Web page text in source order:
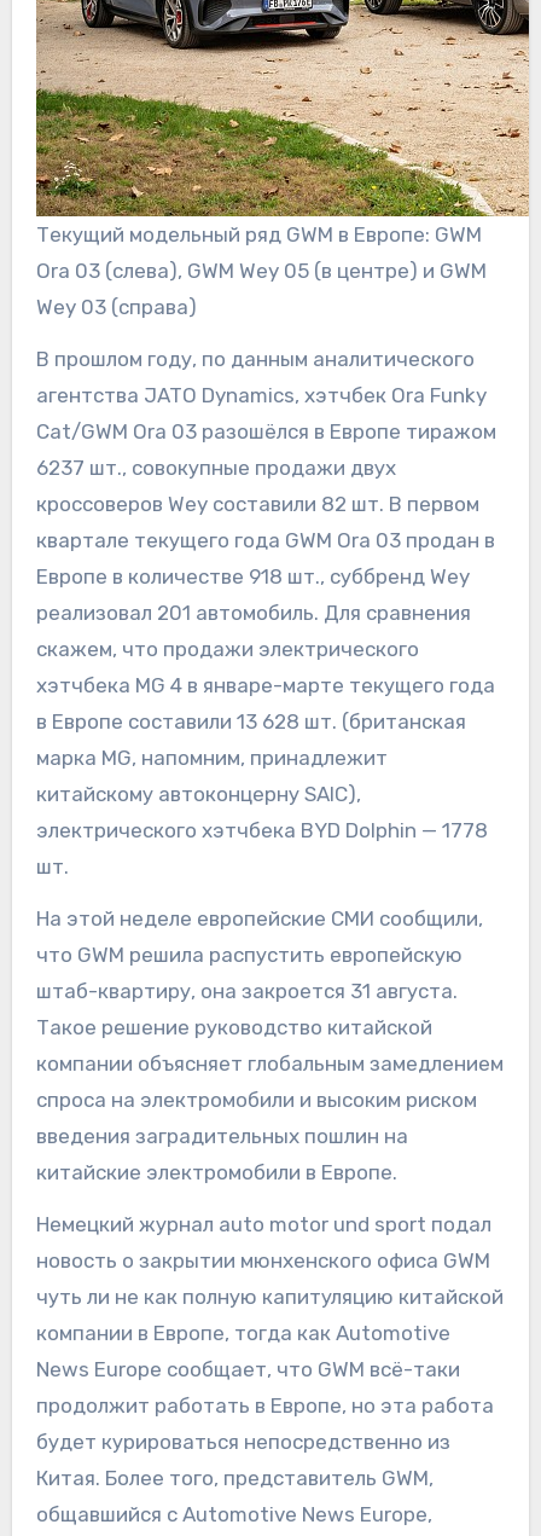
Текущий модельный ряд GWM в Европе: GWM
Ora 03 (слева), GWM Wey 05 (в центре) и GWM
Wey 03 (справа)
В прошлом году, по данным аналитического
агентства JATO Dynamics, хэтчбек Ora Funky
Cat/GWM Ora 03 разошёлся в Европе тиражом
6237 шт., совокупные продажи двух
кроссоверов Wey составили 82 шт. В первом
квартале текущего года GWM Ora 03 продан в
Европе в количестве 918 шт., суббренд Wey
реализовал 201 автомобиль. Для сравнения
скажем, что продажи электрического
хэтчбека MG 4 в январе-марте текущего года
в Европе составили 13 628 шт. (британская
марка MG, напомним, принадлежит
китайскому автоконцерну SAIC),
электрического хэтчбека BYD Dolphin — 1778
шт.
На этой неделе европейские СМИ сообщили,
что GWM решила распустить европейскую
штаб-квартиру, она закроется 31 августа.
Такое решение руководство китайской
компании объясняет глобальным замедлением
спроса на электромобили и высоким риском
введения заградительных пошлин на
китайские электромобили в Европе.
Немецкий журнал auto motor und sport подал
новость о закрытии мюнхенского офиса GWM
чуть ли не как полную капитуляцию китайской
компании в Европе, тогда как Automotive
News Europe сообщает, что GWM всё-таки
продолжит работать в Европе, но эта работа
будет курироваться непосредственно из
Китая. Более того, представитель GWM,
общавшийся с Automotive News Europe,